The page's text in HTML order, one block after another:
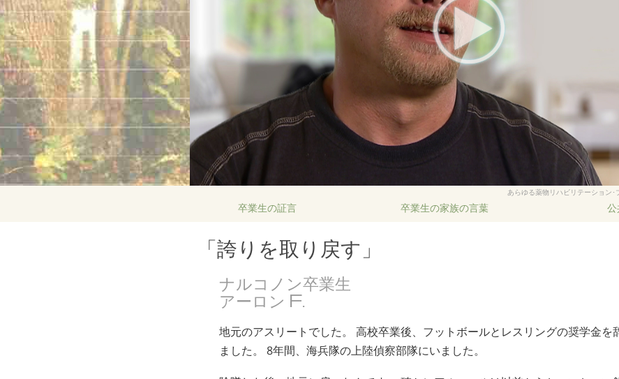
あらゆる薬物リハビリテーション･
卒業生の証言 卒業生の家族の言葉
「誇りを取り戻す」
ナルコノン卒業生
アーロン F.
地元のアスリートでした。 高校卒業後、フットボールとレスリングの奨学金を
ました。 8年間、海兵隊の上陸偵察部隊にいました。